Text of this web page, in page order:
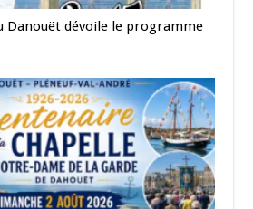
Danouët dévoile le programme